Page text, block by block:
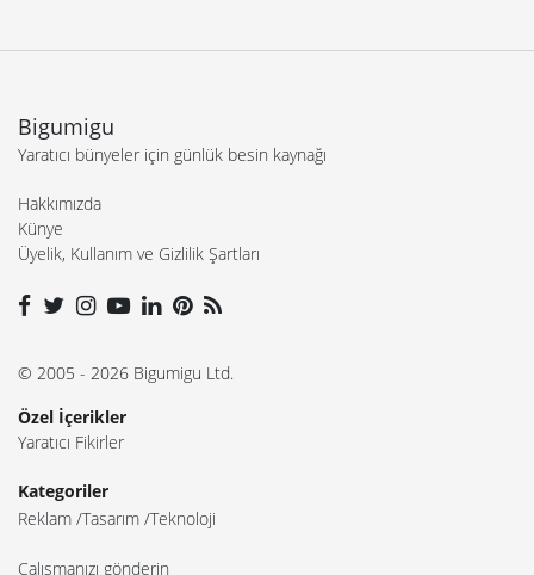
Bigumigu
Yaratıcı bünyeler için günlük besin kaynağı
Hakkımızda
Künye
Üyelik, Kullanım ve Gizlilik Şartları
© 2005 - 2026 Bigumigu Ltd.
Özel İçerikler
Yaratıcı Fikirler
Kategoriler
Reklam Tasarım Teknoloji
Çalışmanızı gönderin